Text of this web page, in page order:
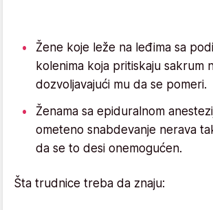
Žene koje leže na leđima sa
kolenima koja pritiskaju sakrum
dozvoljavajući mu da se pomeri.
Ženama sa epiduralnom
ometeno snabdevanje nerava
da se to desi onemogućen.
Šta trudnice treba da znaju: